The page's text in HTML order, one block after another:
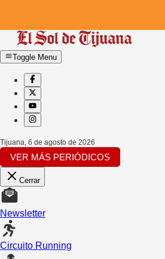
Toggle Menu
Tijuana 6 de agosto de 2026
VER MÁS PERIÓDICOS
Cerrar
Newsletter
Circuito Running